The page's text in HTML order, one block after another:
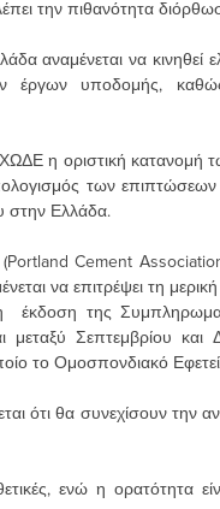
την πιθανότητα
αναμένεται να
έργων υποδομής,
η οριστική κατανομή
των
στην Ελλάδα.
Cement
να επιτρέψει τη
της
Σεπτεμβρίου
το Ομοσπονδιακό
ότι θα συνεχίσουν την
ενώ η ορατότητα